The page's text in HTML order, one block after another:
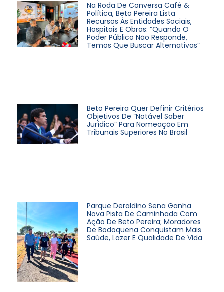
Na Roda De Conversa Café &
Política, Beto Pereira Lista
Recursos Às Entidades Sociais,
Hospitais E Obras: “Quando O
Poder Público Não Responde,
Temos Que Buscar Alternativas”
Beto Pereira Quer Definir Critérios
Objetivos De “notável Saber
Jurídico” Para Nomeação Em
Tribunais Superiores No Brasil
Parque Deraldino Sena Ganha
Nova Pista De Caminhada Com
Ação De Beto Pereira; Moradores
De Bodoquena Conquistam Mais
Saúde, Lazer E Qualidade De Vida